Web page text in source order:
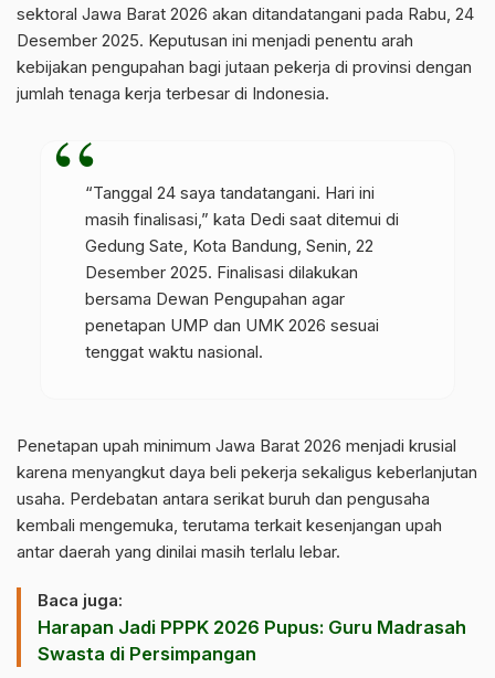
sektoral Jawa Barat 2026 akan ditandatangani pada Rabu, 24
Desember 2025. Keputusan ini menjadi penentu arah
kebijakan pengupahan bagi jutaan pekerja di provinsi dengan
jumlah tenaga kerja terbesar di Indonesia.
“Tanggal 24 saya tandatangani. Hari ini
masih finalisasi,” kata Dedi saat ditemui di
Gedung Sate, Kota Bandung, Senin, 22
Desember 2025. Finalisasi dilakukan
bersama Dewan Pengupahan agar
penetapan UMP dan UMK 2026 sesuai
tenggat waktu nasional.
Penetapan upah minimum Jawa Barat 2026 menjadi krusial
karena menyangkut daya beli pekerja sekaligus keberlanjutan
usaha. Perdebatan antara serikat buruh dan pengusaha
kembali mengemuka, terutama terkait kesenjangan upah
antar daerah yang dinilai masih terlalu lebar.
Baca juga:
Harapan Jadi PPPK 2026 Pupus: Guru Madrasah
Swasta di Persimpangan